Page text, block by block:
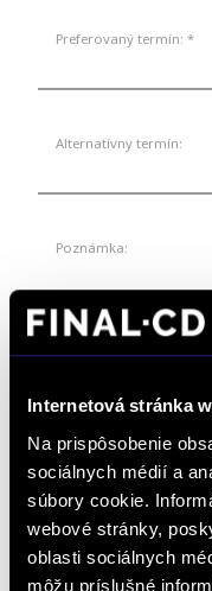
Internetová stránka
Na prispôsobenie
sociálnych médií a
súbory cookie.
webové stránky,
oblasti sociálnych
môžu príslušné
Preferovaný termín: *
Alternatívny termín:
Poznámka:
Odkiaľ ste sa o nás
* Súhlasím so spracúvaním
vybavovania objednávok,